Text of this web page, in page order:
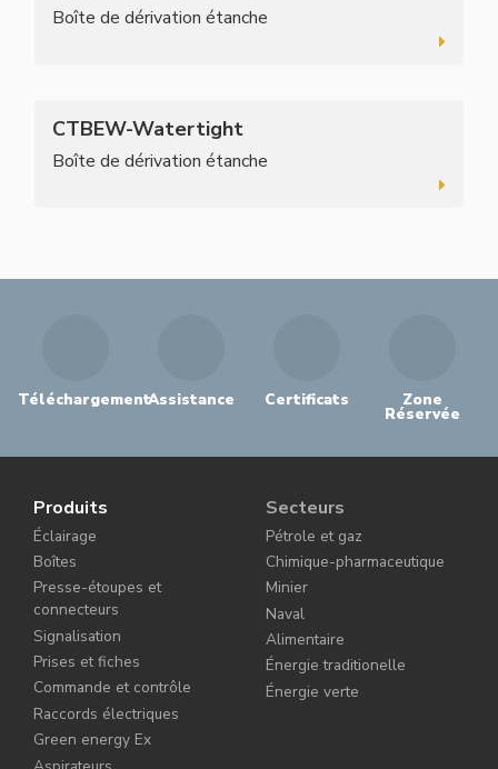
Boîte de dérivation étanche
CTBEW-Watertight
Boîte de dérivation étanche
TéléchargementAssistance Certificats Zone
Réservée
Produits
Éclairage
Boîtes
Presse-étoupes et
connecteurs
Signalisation
Prises et fiches
Commande et contrôle
Raccords électriques
Green energy Ex
Secteurs
Pétrole et gaz
Chimique-pharmaceutique
Minier
Naval
Alimentaire
Énergie traditionelle
Énergie verte